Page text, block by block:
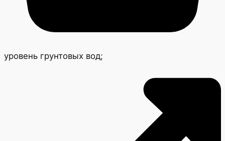
уровень грунтовых вод;